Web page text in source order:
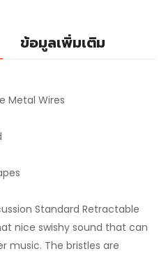
ข้อมูลเพิ่มเติม
Metal Wires
Standard Retractable
nice swishy sound that can
music. The bristles are